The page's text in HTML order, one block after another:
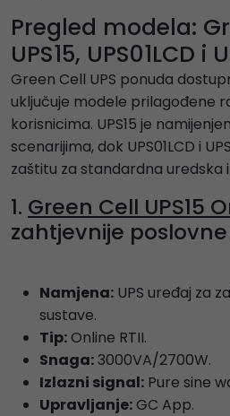
Pregled modela:
UPS15, UPS01LCD i
Green Cell UPS ponuda
uključuje modele prilagođene
korisnicima. UPS15 je
scenarijima, dok UPS01LCD i
zaštitu za standardna uredska
1. Green Cell UPS15
zahtjevnije
Namjena: UPS uređaj za
sustave.
Tip:Online RTII.
Snaga: 3000VA/2700W.
Izlazni signal: Pure sine
Upravljanje:GC App.